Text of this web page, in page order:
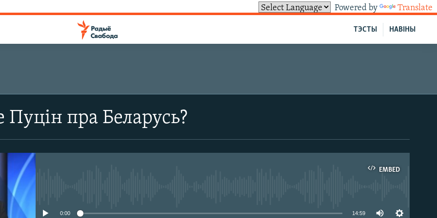
Powered by Translate
НАВІНЫ
ТЭСТЫ
пра Беларусь?
EMBED
0:00 14:59